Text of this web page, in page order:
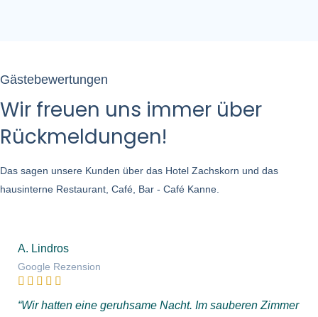
Gästebewertungen
Wir freuen uns immer über
Rückmeldungen!
Das sagen unsere Kunden über das Hotel Zachskorn und das
hausinterne Restaurant, Café, Bar - Café Kanne.
A. Lindros
Google Rezension
“Wir hatten eine geruhsame Nacht. Im sauberen Zimmer